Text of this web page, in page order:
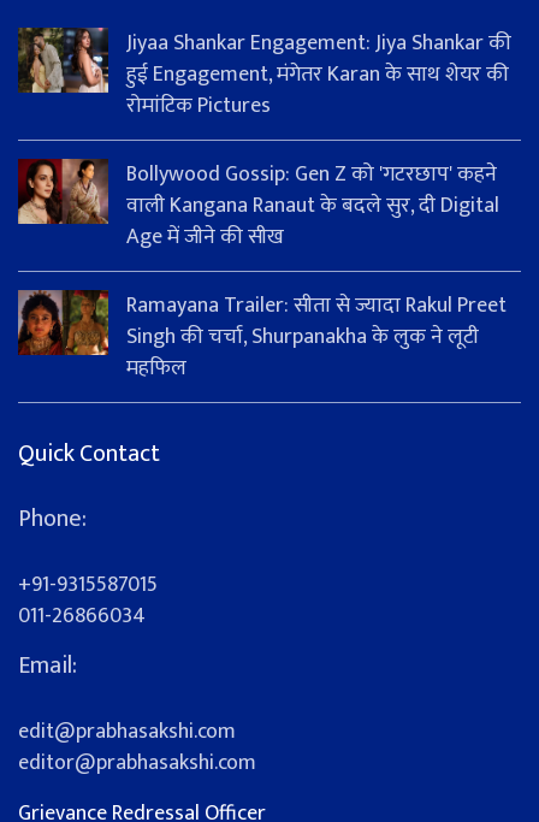
Jiyaa Shankar Engagement: Jiya Shankar की
हुई Engagement, मंगेतर Karan के साथ शेयर की
रोमांटिक Pictures
Bollywood Gossip: Gen Z को 'गटरछाप' कहने
वाली Kangana Ranaut के बदले सुर, दी Digital
Age में जीने की सीख
Ramayana Trailer: सीता से ज्यादा Rakul Preet
Singh की चर्चा, Shurpanakha के लुक ने लूटी
महफिल
Quick Contact
Phone:
+91-9315587015
011-26866034
Email:
edit@prabhasakshi.com
editor@prabhasakshi.com
Grievance Redressal Officer